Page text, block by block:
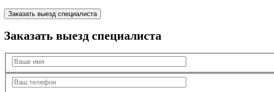
Заказать выезд специалиста
Заказать выезд специалиста